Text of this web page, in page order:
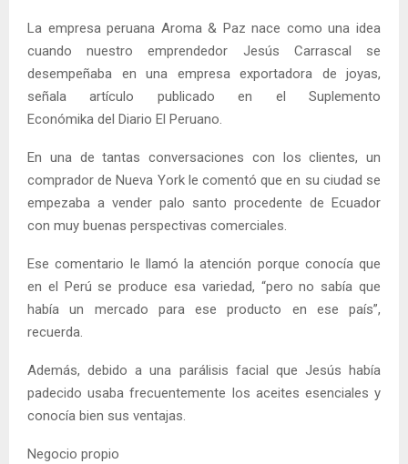
La empresa peruana Aroma & Paz nace como una idea
cuando nuestro emprendedor Jesús Carrascal se
desempeñaba en una empresa exportadora de joyas,
señala artículo publicado en el Suplemento
Económika del Diario El Peruano.
En una de tantas conversaciones con los clientes, un
comprador de Nueva York le comentó que en su ciudad se
empezaba a vender palo santo procedente de Ecuador
con muy buenas perspectivas comerciales.
Ese comentario le llamó la atención porque conocía que
en el Perú se produce esa variedad, “pero no sabía que
había un mercado para ese producto en ese país”,
recuerda.
Además, debido a una parálisis facial que Jesús había
padecido usaba frecuentemente los aceites esenciales y
conocía bien sus ventajas.
Negocio propio